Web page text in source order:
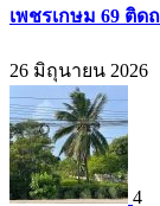
เพชรเกษม 69 ติด
26 มิถุนายน 2026
4